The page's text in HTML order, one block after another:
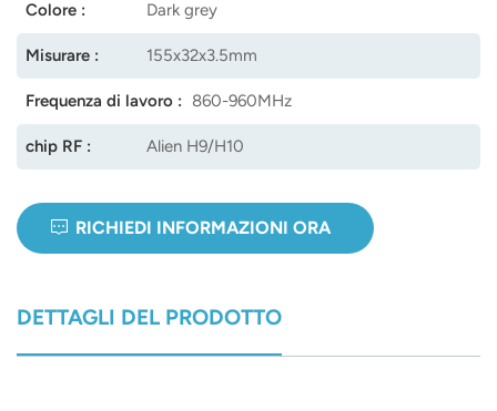
Colore : Dark grey
Misurare : 155x32x3.5mm
Frequenza di lavoro : 860-960MHz
chip RF : Alien H9/H10
RICHIEDI INFORMAZIONI ORA
DETTAGLI DEL PRODOTTO